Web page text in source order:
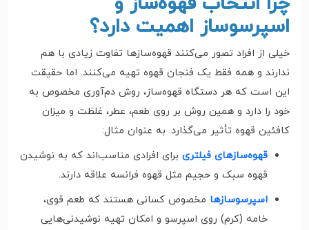
اسپرسوساز اهمیت دارد؟
خیلی از افراد تصور می‌کنند قهوه‌سازها تفاوت زیادی با هم
ندارند و همه فقط یک فنجان قهوه تهیه می‌کنند. اما حقیقت
این است که هر دستگاه قهوه‌ساز، روش دم‌آوری مخصوص به
خود را دارد و همین روش بر روی طعم، عطر، غلظت و میزان
کافئین قهوه تأثیر می‌گذارد. به عنوان مثال:
قهوه‌سازهای فیلتری برای افرادی مناسب‌اند که به نوشیدن
قهوه سبک و حجیم مثل قهوه فرانسه علاقه دارند.
اسپرسوسازها مخصوص کسانی هستند که طعم قوی،
خامه (کرم) روی اسپرسو و امکان تهیه نوشیدنی‌هایی